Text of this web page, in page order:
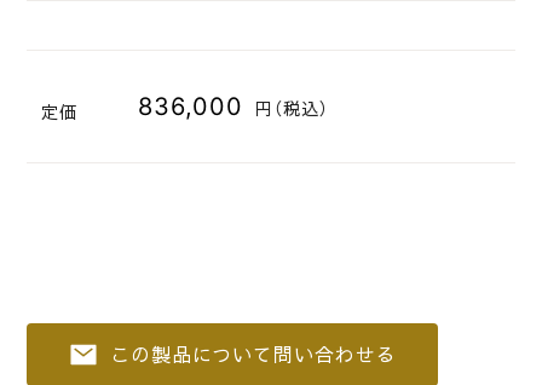
定価 836,000 円（税込）
この製品について問い合わせる